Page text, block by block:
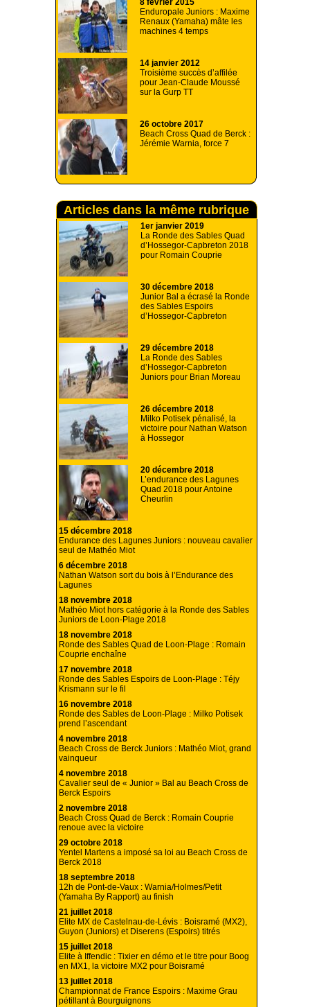
8 février 2015
Enduropale Juniors : Maxime
Renaux (Yamaha) mâte les
machines 4 temps
14 janvier 2012
Troisième succès d’affilée
pour Jean-Claude Moussé
sur la Gurp TT
26 octobre 2017
Beach Cross Quad de Berck :
Jérémie Warnia, force 7
Articles dans la même rubrique
1er janvier 2019
La Ronde des Sables Quad
d’Hossegor-Capbreton 2018
pour Romain Couprie
30 décembre 2018
Junior Bal a écrasé la Ronde
des Sables Espoirs
d’Hossegor-Capbreton
29 décembre 2018
La Ronde des Sables
d’Hossegor-Capbreton
Juniors pour Brian Moreau
26 décembre 2018
Milko Potisek pénalisé, la
victoire pour Nathan Watson
à Hossegor
20 décembre 2018
L’endurance des Lagunes
Quad 2018 pour Antoine
Cheurlin
15 décembre 2018
Endurance des Lagunes Juniors : nouveau cavalier
seul de Mathéo Miot
6 décembre 2018
Nathan Watson sort du bois à l’Endurance des
Lagunes
18 novembre 2018
Mathéo Miot hors catégorie à la Ronde des Sables
Juniors de Loon-Plage 2018
18 novembre 2018
Ronde des Sables Quad de Loon-Plage : Romain
Couprie enchaîne
17 novembre 2018
Ronde des Sables Espoirs de Loon-Plage : Téjy
Krismann sur le fil
16 novembre 2018
Ronde des Sables de Loon-Plage : Milko Potisek
prend l’ascendant
4 novembre 2018
Beach Cross de Berck Juniors : Mathéo Miot, grand
vainqueur
4 novembre 2018
Cavalier seul de « Junior » Bal au Beach Cross de
Berck Espoirs
2 novembre 2018
Beach Cross Quad de Berck : Romain Couprie
renoue avec la victoire
29 octobre 2018
Yentel Martens a imposé sa loi au Beach Cross de
Berck 2018
18 septembre 2018
12h de Pont-de-Vaux : Warnia/Holmes/Petit
(Yamaha By Rapport) au finish
21 juillet 2018
Elite MX de Castelnau-de-Lévis : Boisramé (MX2),
Guyon (Juniors) et Diserens (Espoirs) titrés
15 juillet 2018
Elite à Iffendic : Tixier en démo et le titre pour Boog
en MX1, la victoire MX2 pour Boisramé
13 juillet 2018
Championnat de France Espoirs : Maxime Grau
pétillant à Bourguignons